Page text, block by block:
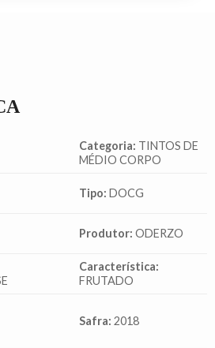
Categoria: TINTOS DE
MÉDIO CORPO
Tipo: DOCG
Produtor: ODERZO
Característica:
FRUTADO
Safra: 2018